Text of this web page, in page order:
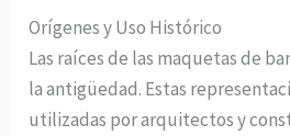
Orígenes y Uso Histórico
Las raíces de las maquetas de
la antigüedad. Estas
utilizadas por arquitectos y